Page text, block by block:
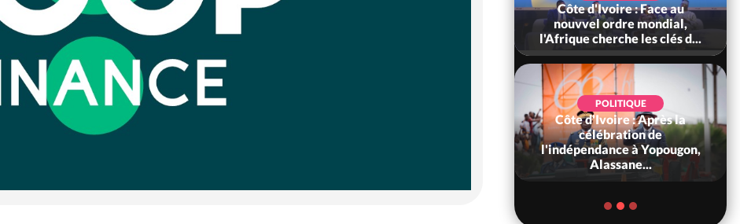
Côte d'Ivoire : Face au
nouvvel ordre mondial,
l'Afrique cherche les clés d...
POLITIQUE
Côte d'Ivoire : Après la
célébration de
l'indépendance à Yopougon,
Alassane...